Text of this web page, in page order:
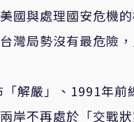
國與處理國安危機
灣局勢沒有最危險，
解嚴」、1991年
岸不再處於「交戰